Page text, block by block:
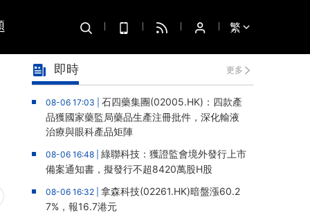
繁
即時 更多
08-06 17:03 | 石四藥集團(02005.HK)：四款產
品獲國家藥監局藥品生產注冊批件，深化輸液
治療與眼科產品矩陣
08-06 16:48 | 綠聯科技：獲證監會境外發行上市
備案通知書，擬發行不超8420萬股H股
08-06 16:32 | 拿森科技(02261.HK)暗盤漲60.2
7%，報16.7港元